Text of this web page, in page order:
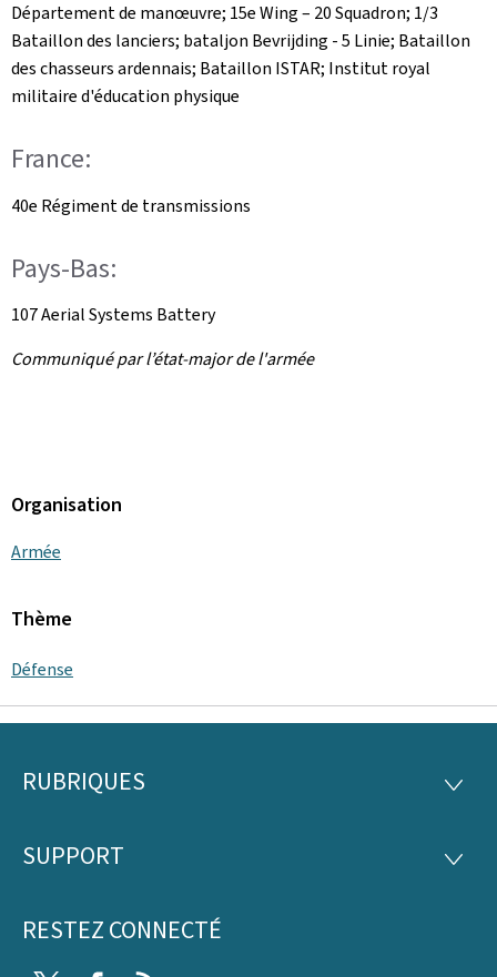
Département de manœuvre; 15e Wing – 20 Squadron; 1/3
Bataillon des lanciers; bataljon Bevrijding - 5 Linie; Bataillon
des chasseurs ardennais; Bataillon ISTAR; Institut royal
militaire d'éducation physique
France:
40e Régiment de transmissions
Pays-Bas:
107Aerial Systems Battery
Communiqué par l’état-major de l'armée
Organisation
Armée
Thème
Défense
Pied
page
RUBRIQUES
SUPPORT
RESTEZ CONNECTÉ